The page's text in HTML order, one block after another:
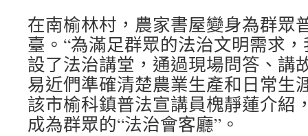
在南榆林村，農家書屋變身為群眾
臺。“為滿足群眾的法治文明需求
設了法治講堂，通過現場問答、講
易近們準確清楚農業生產和日常生
該市榆科鎮普法宣講員槐靜蓮介紹
成為群眾的“法治會客廳”。